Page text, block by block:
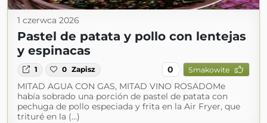
1 czerwca 2026
Pastel de patata y pollo con lentejas
y espinacas
1 0 Zapisz 0 Smakowite
MITAD AGUA CON GAS, MITAD VINO ROSADOMe
había sobrado una porción de pastel de patata con
pechuga de pollo especiada y frita en la Air Fryer, que
trituré en la (...)